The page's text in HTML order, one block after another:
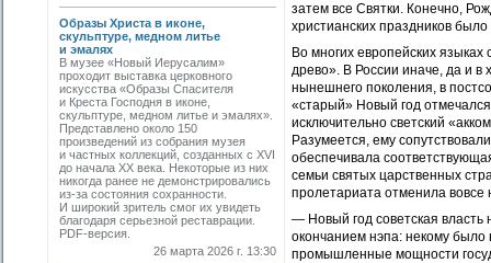
Образы Христа в иконе,
скульптуре, медном литье
и эмалях
В музее «Новый Иерусалим»
проходит выставка церковного
искусства «Образы Спасителя
и Креста Господня в иконе,
скульптуре, медном литье и эмалях».
Представлено около 150
произведений из собрания музея
и частных коллекций, созданных с XVI
до начала XX века. Некоторые из них
никогда ранее не демонстрировались
из-за состояния сохранности.
И широкий зритель смог их увидеть
благодаря серьезной реставрации.
PDF-версия.
26 марта 2026 г. 13:30
затем все Святки. Конечно,
христианских праздников
Во многих европейских языках
древо». В России иначе, да и в
нынешнего поколения, в
«старый» Новый год
исключительно светский
Разумеется, ему
обеспечивала
семьи святых царственных
пролетариата отменила вовсе
— Новый год советская
окончанием нэпа: некому
промышленные мощности